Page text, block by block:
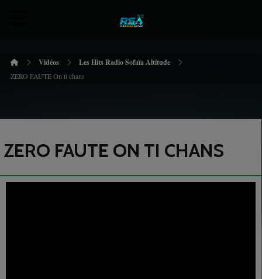
Vidéos Les Hits Radio Sofaïa Altitude
ZERO FAUTE On ti chans
ZERO FAUTE ON TI CHANS